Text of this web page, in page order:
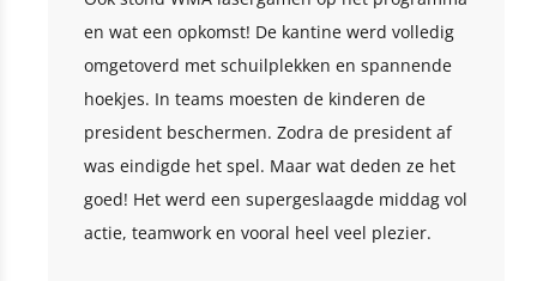
en wat een opkomst! De kantine werd volledig
omgetoverd met schuilplekken en spannende
hoekjes. In teams moesten de kinderen de
president beschermen. Zodra de president af
was eindigde het spel. Maar wat deden ze het
goed! Het werd een supergeslaagde middag vol
actie, teamwork en vooral heel veel plezier.